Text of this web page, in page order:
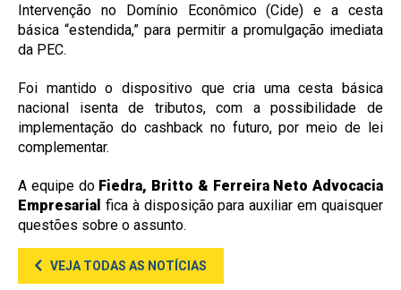
Intervenção no Domínio Econômico (Cide) e a cesta
básica “estendida,” para permitir a promulgação imediata
da PEC.
Foi mantido o dispositivo que cria uma cesta básica
nacional isenta de tributos, com a possibilidade de
implementação do cashback no futuro, por meio de lei
complementar.
A equipe do Fiedra, Britto & Ferreira Neto Advocacia
Empresarial fica à disposição para auxiliar em quaisquer
questões sobre o assunto.
VEJA TODAS AS NOTÍCIAS